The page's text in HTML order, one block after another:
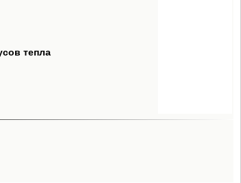
тепла